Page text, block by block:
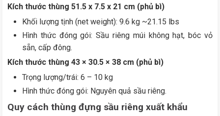
Kích thước thùng 51.5 x 7.5 x 21 cm (phủ bì)
Khối lượng tịnh (net weight): 9.6 kg ~21.15 lbs
Hình thức đóng gói: Sầu riêng múi không hạt, bóc vỏ
sẵn, cấp đông.
Kích thước thùng 43 × 30.5 × 38 cm (phủ bì)
Trọng lượng/trái: 6 – 10 kg
Hình thức đóng gói: Nguyên quả sầu riêng.
Quy cách thùng đựng sầu riêng xuất khẩu